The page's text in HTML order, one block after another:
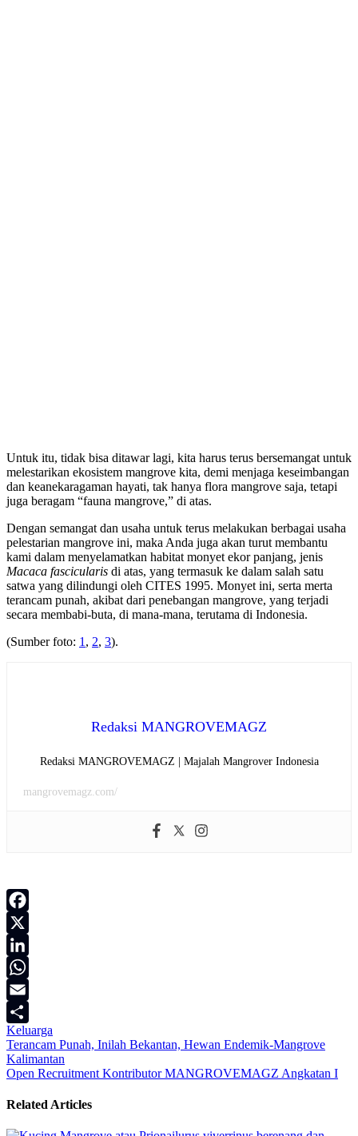
Untuk itu, tidak bisa ditawar lagi, kita harus terus bersemangat untuk
melestarikan ekosistem mangrove kita, demi menjaga keseimbangan
dan keanekaragaman hayati, tak hanya flora mangrove saja, tetapi
juga beragam “fauna mangrove,” di atas.
Dengan semangat dan usaha untuk terus melakukan berbagai usaha
pelestarian mangrove ini, maka Anda juga akan turut membantu
kami dalam menyelamatkan habitat monyet ekor panjang, jenis
Macaca fascicularis di atas, yang termasuk ke dalam salah satu
satwa yang dilindungi oleh CITES 1995. Monyet ini, serta merta
terancam punah, akibat dari penebangan mangrove, yang terjadi
secara membabi-buta, di mana-mana, terutama di Indonesia.
(Sumber foto: 1 , 2, 3).
Redaksi MANGROVEMAGZ
Redaksi MANGROVEMAGZ | Majalah Mangrover Indonesia
mangrovemagz.com/
Facebook
X
LinkedIn
WhatsApp
Email
Share
Keluarga
Navigasi
pos
Terancam Punah, Inilah Bekantan, Hewan Endemik-Mangrove
Kalimantan
Open Recruitment Kontributor MANGROVEMAGZ Angkatan I
Related Articles